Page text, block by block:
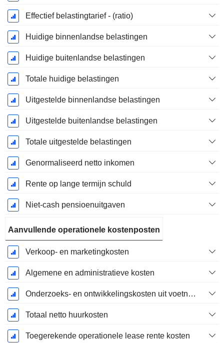
Effectief belastingtarief - (ratio)
Huidige binnenlandse belastingen
Huidige buitenlandse belastingen
Totale huidige belastingen
Uitgestelde binnenlandse belastingen
Uitgestelde buitenlandse belastingen
Totale uitgestelde belastingen
Genormaliseerd netto inkomen
Rente op lange termijn schuld
Niet-cash pensioenuitgaven
Aanvullende operationele kostenposten
Verkoop- en marketingkosten
Algemene en administratieve kosten
Onderzoeks- en ontwikkelingskosten uit voetnoten
Totaal netto huurkosten
Toegerekende operationele lease rente kosten